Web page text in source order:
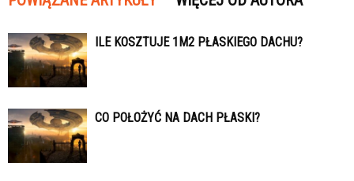
ILE KOSZTUJE 1M2 PŁASKIEGO DACHU?
CO POŁOŻYĆ NA DACH PŁASKI?